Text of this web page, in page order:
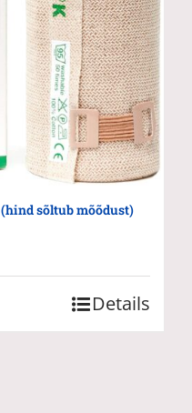
(hind sõltub mõõdust)
Details